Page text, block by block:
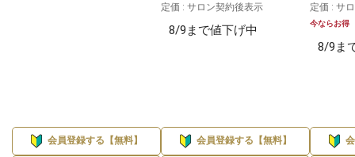
会員登録する【無料】
定価 : サロン契約後表示
8/9まで値下げ中
会員登録する【無料】
定価 : サ
今ならお得
8/9ま